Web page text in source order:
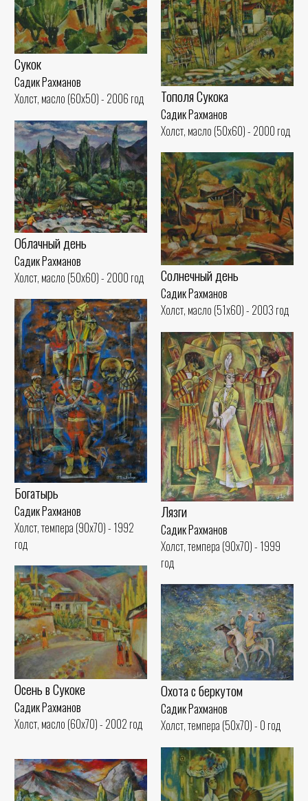
Сукок
Садик Рахманов
Холст, масло (60x50) - 2006 год
Тополя Сукока
Садик Рахманов
Холст, масло (50x60) - 2000 год
Облачный день
Садик Рахманов
Холст, масло (50x60) - 2000 год
Солнечный день
Садик Рахманов
Холст, масло (51x60) - 2003 год
Богатырь
Садик Рахманов
Холст, темпера (90x70) - 1992
год
Лязги
Садик Рахманов
Холст, темпера (90x70) - 1999
год
Осень в Сукоке
Садик Рахманов
Холст, масло (60x70) - 2002 год
Охота с беркутом
Садик Рахманов
Холст, темпера (50x70) - 0 год